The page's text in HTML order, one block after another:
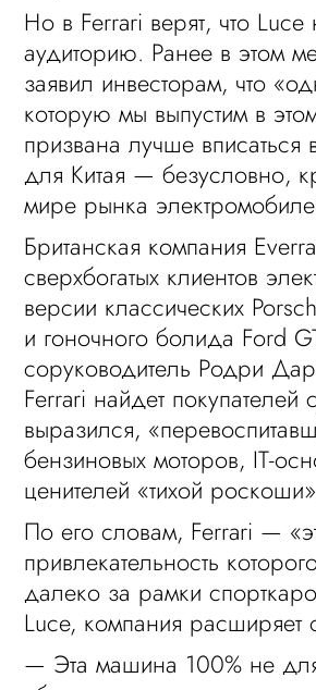
Но в Ferrari верят, что
аудиторию. Ранее в этом
заявил инвесторам, что
которую мы выпустим в
призвана лучше вписаться
для Китая — безусловно,
мире рынка
Британская компания
сверхбогатых клиентов
версии классических
и гоночного болида Ford
соруководитель Родри
Ferrari найдет покупателей
выразился,
бензиновых моторов, IT-
ценителей «тихой
По его словам, Ferrari —
привлекательность
далеко за рамки
Luce, компания расширяет
— Эта машина 100% не